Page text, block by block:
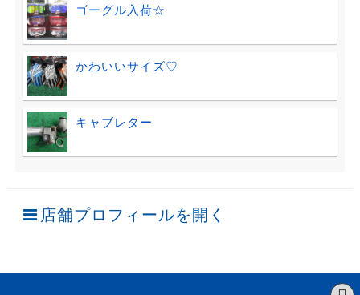
ゴーグル入荷☆
かわいいサイズ♡
キャブレター
店舗プロフィールを開く